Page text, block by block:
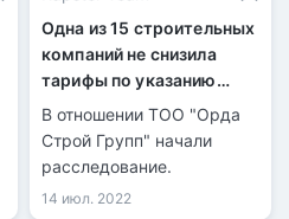
Одна из 15 строительных
компаний не снизила
тарифы по указанию
АЗРК
В отношении ТОО "Орда
Строй Групп" начали
расследование.
14 июл. 2022